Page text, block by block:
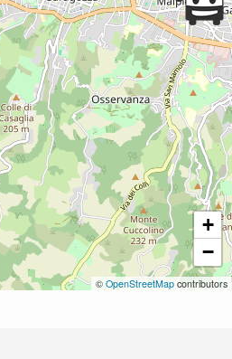
+
−
© OpenStreetMap contributors